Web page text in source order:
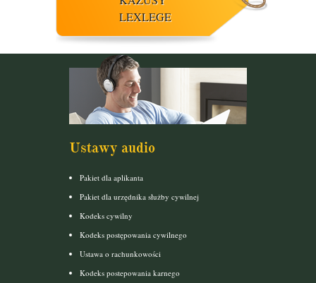
LEXLEGE
Ustawy audio
Pakiet dla aplikanta
Pakiet dla urzędnika służby cywilnej
Kodeks cywilny
Kodeks postępowania cywilnego
Ustawa o rachunkowości
Kodeks postepowania karnego